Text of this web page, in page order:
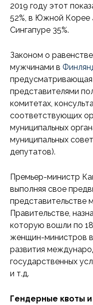
2019 году этот
52%, в Южной Корее
Сингапуре 35%.
Законом о
мужчинами в
представителями
комитетах,
соответствующих
муниципальных
муниципальных
депутатов).
Премьер-министр
выполняя свое
представительстве
Правительстве,
которую вошли по
женщин-министров
развития
государственных
и т.д.
Гендерные квоты